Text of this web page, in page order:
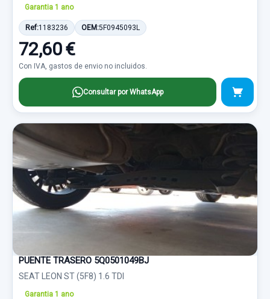
Garantia 1 ano
Ref:1183236 OEM:5F0945093L
72,60 €
Con IVA, gastos de envio no incluidos.
Consultar por WhatsApp
PUENTE TRASERO 5Q0501049BJ
SEAT LEON ST (5F8) 1.6 TDI
Garantia 1 ano